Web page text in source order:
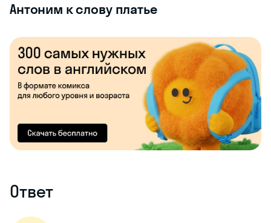
Антоним к слову платье
Ответ